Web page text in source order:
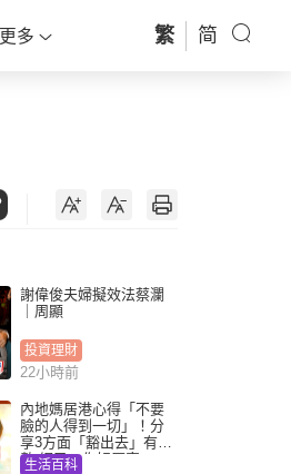
更多 繁 简
謝偉俊夫婦擬效法蔡瀾
｜周顯
投資理財
22小時前
內地媽居港心得「不要
臉的人得到一切」！分
享3方面「豁出去」有著
數 網民：你好厲害
生活百科